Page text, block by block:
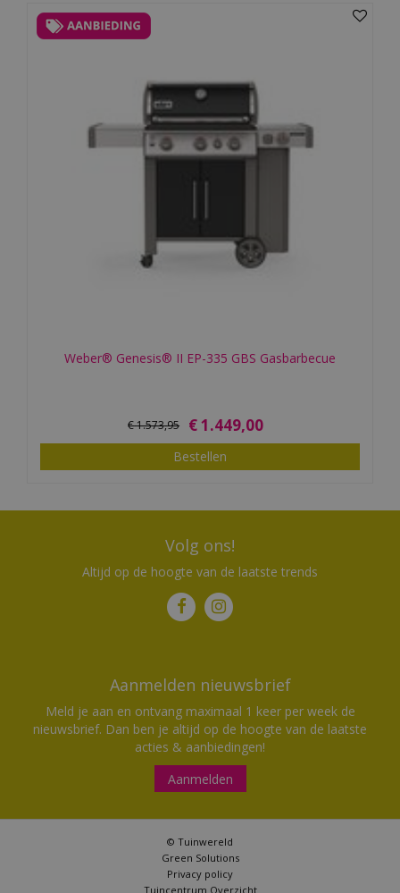
Weber® Genesis® II EP-335 GBS Gasbarbecue
€1.573,95 €1.449,00
Bestellen
Volg ons!
Altijd op de hoogte van de laatste trends
Aanmelden nieuwsbrief
Meld je aan en ontvang maximaal 1 keer per week de
nieuwsbrief. Dan ben je altijd op de hoogte van de laatste
acties & aanbiedingen!
Aanmelden
© Tuinwereld
Green Solutions
Privacy policy
Tuincentrum Overzicht